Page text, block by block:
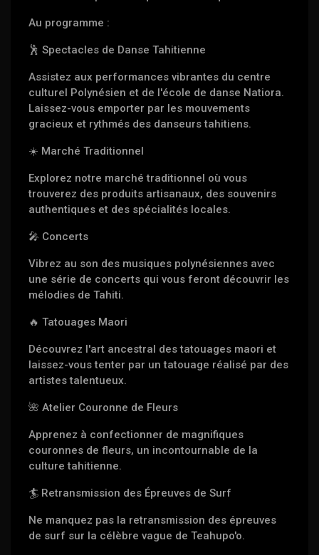
Au programme :
🕺 Spectacles de Danse Tahitienne
Assistez aux performances vibrantes du centre
culturel Polynésien et de l'école de danse Natiora.
Laissez-vous emporter par les mouvements
gracieux et rythmés des danseurs tahitiens.
☀️ Marché Traditionnel
Explorez notre marché traditionnel où vous
trouverez des produits artisanaux, des souvenirs
authentiques et des spécialités locales.
🎤 Concerts
Vibrez au son des musiques polynésiennes avec
une série de concerts qui vous feront découvrir les
mélodies de Tahiti.
🔥 Tatouages Maori
Découvrez l'art ancestral des tatouages maori et
laissez-vous tenter par un tatouage réalisé par des
artistes talentueux.
🌺 Atelier Couronne de Fleurs
Apprenez à confectionner de magnifiques
couronnes de fleurs, un incontournable de la
culture tahitienne.
🏄 Retransmission des Épreuves de Surf
Ne manquez pas la retransmission des épreuves
de surf sur la célèbre vague de Teahupo'o.